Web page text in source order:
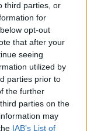
third parties, or
for
opt-out
that after your
seeing
utilized by
parties prior to
the further
parties on the
may
IAB’s List of